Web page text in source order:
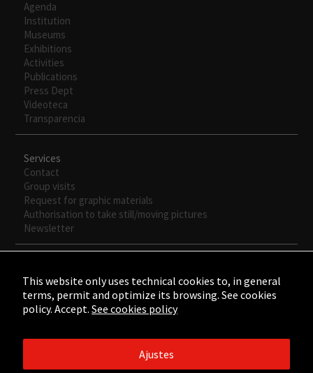
Agenda
Institution
Museums
Exhibitions
Activities
Publications
Press Dept
Videoteca
Transparencia
Services
Contact
Group visits
Request for graphic materials
Authorisation to take still/moving pictures
Newsletter
©2015 - ©2026 Fundación César Manrique. Todos los derechos
This website only uses technical cookies to, in general
terms, permit and optimize its browsing. See cookies
policy. Accept. See cookies policy
Ajustes
desaparecerán